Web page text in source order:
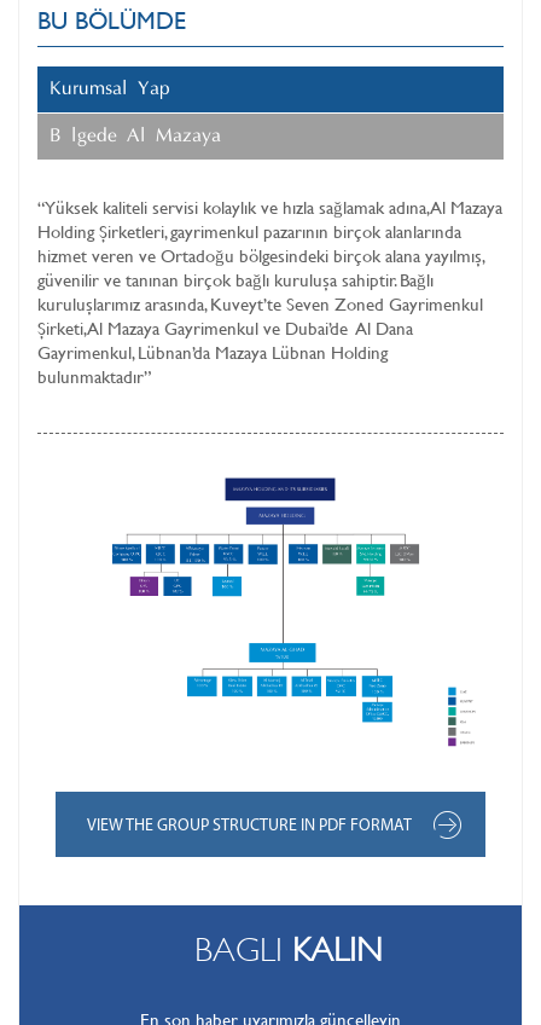
BU BÖLÜMDE
Kurumsal Yapı
Bölgede Al Mazaya
“Yüksek kaliteli servisi kolaylık ve hızla sağlamak adına, Al Mazaya
Holding Şirketleri, gayrimenkul pazarının birçok alanlarında
hizmet veren ve Ortadoğu bölgesindeki birçok alana yayılmış,
güvenilir ve tanınan birçok bağlı kuruluşa sahiptir. Bağlı
kuruluşlarımız arasında, Kuveyt’te Seven Zoned Gayrimenkul
Şirketi, Al Mazaya Gayrimenkul ve Dubai’de Al Dana
Gayrimenkul, Lübnan’da Mazaya Lübnan Holding
bulunmaktadır”
VIEW THE GROUP STRUCTURE IN PDF FORMAT
BAGLI KALIN
En son haber uyarımızla güncelleyin